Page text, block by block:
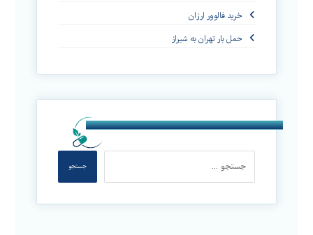
خرید فالوور ارزان
حمل بار تهران به شیراز
جستجو